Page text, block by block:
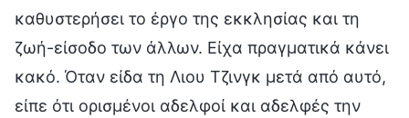
καθυστερήσει το έργο της εκκλησίας και τη
ζωή-είσοδο των άλλων. Είχα πραγματικά κάνει
κακό. Όταν είδα τη Λιου Τζινγκ μετά από αυτό,
είπε ότι ορισμένοι αδελφοί και αδελφές την